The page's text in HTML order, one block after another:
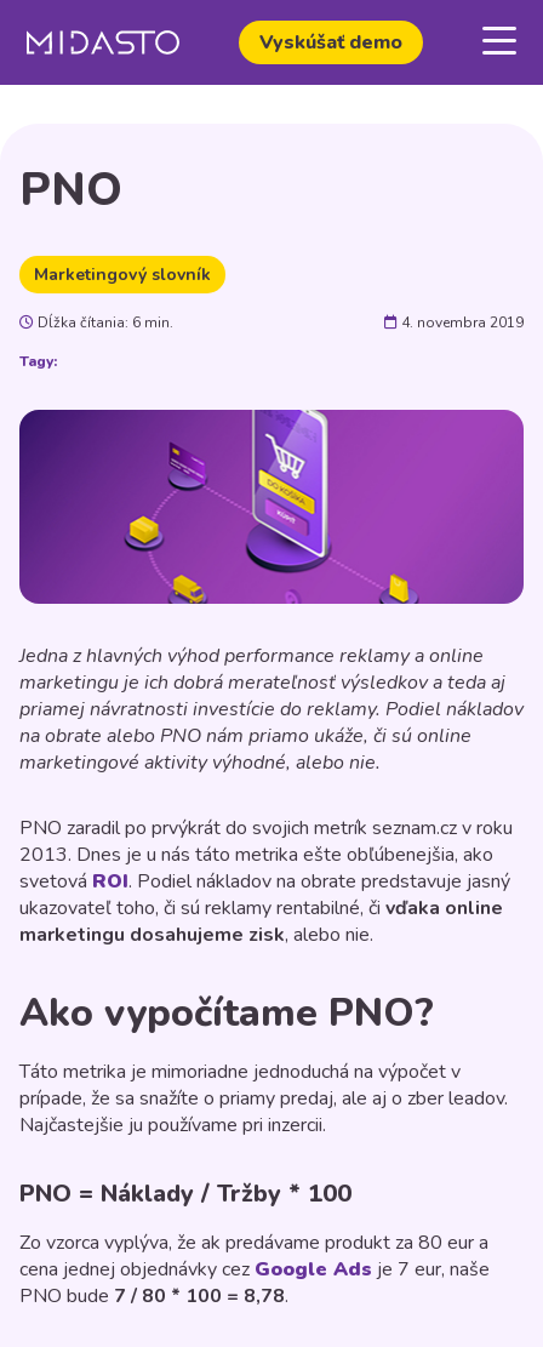
Vyskúšať demo
PNO
Marketingový slovník
Dĺžka čítania: 6 min.
4. novembra 2019
Tagy:
Jedna z hlavných výhod performance reklamy a online
marketingu je ich dobrá merateľnosť výsledkov a teda aj
priamej návratnosti investície do reklamy. Podiel nákladov
na obrate alebo PNO nám priamo ukáže, či sú online
marketingové aktivity výhodné, alebo nie.
PNO zaradil po prvýkrát do svojich metrík seznam.cz v roku
2013. Dnes je u nás táto metrika ešte obľúbenejšia, ako
svetová ROI. Podiel nákladov na obrate predstavuje jasný
ukazovateľ toho, či sú reklamy rentabilné, či vďaka online
marketingu dosahujeme zisk, alebo nie.
Ako vypočítame PNO?
Táto metrika je mimoriadne jednoduchá na výpočet v
prípade, že sa snažíte o priamy predaj, ale aj o zber leadov.
Najčastejšie ju používame pri inzercii.
PNO = Náklady / Tržby * 100
Zo vzorca vyplýva, že ak predávame produkt za 80 eur a
cena jednej objednávky cez Google Ads je 7 eur, naše
PNO bude 7 / 80 * 100 = 8,78.